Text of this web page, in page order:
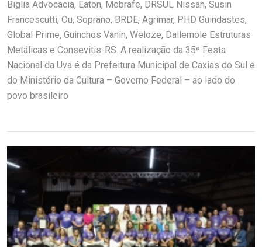
Biglia Advocacia, Eaton, Mebrafe, DRSUL Nissan, Susin
Francescutti, Ou, Soprano, BRDE, Agrimar, PHD Guindastes,
Global Prime, Guinchos Vanin, Weloze, Dallemole Estruturas
Metálicas e Consevitis-RS. A realização da 35ª Festa
Nacional da Uva é da Prefeitura Municipal de Caxias do Sul e
do Ministério da Cultura – Governo Federal – ao lado do
povo brasileiro